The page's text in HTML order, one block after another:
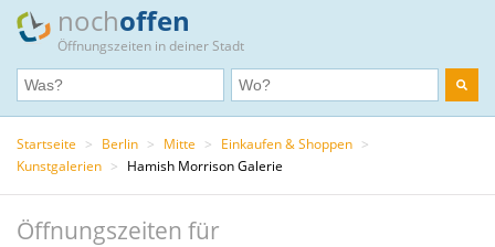
nochoffen
Öffnungszeiten in deiner Stadt
Startseite > Berlin > Mitte > Einkaufen & Shoppen >
Kunstgalerien > Hamish Morrison Galerie
Öffnungszeiten für